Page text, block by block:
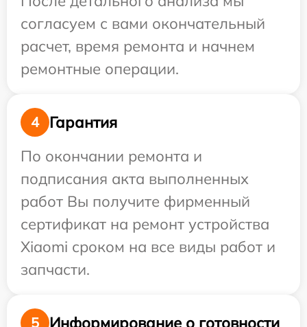
согласуем с вами окончательный
расчет, время ремонта и начнем
ремонтные операции.
4
Гарантия
По окончании ремонта и
подписания акта выполненных
работ Вы получите фирменный
сертификат на ремонт устройства
Xiaomi сроком на все виды работ и
запчасти.
5 Информирование о готовности